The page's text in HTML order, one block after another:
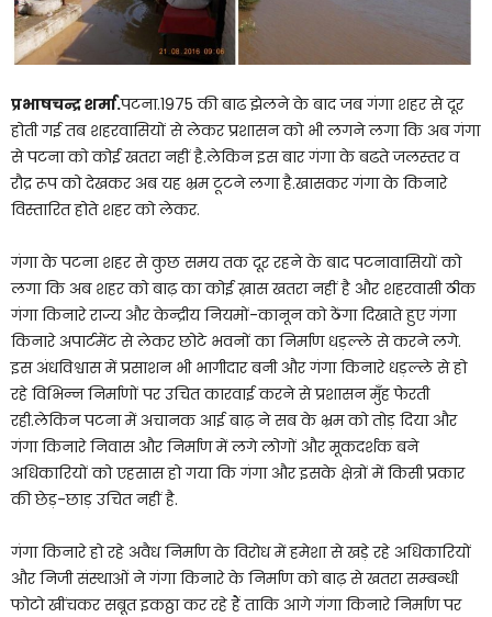
प्रभाषचन्द्र शर्मा.पटना.1975 की बाढ झेलने के बाद जब गंगा शहर से दूर
होती गई तब शहरवासियों से लेकर प्रशासन को भी लगने लगा कि अब गंगा
से पटना को कोई खतरा नहीं है.लेकिन इस बार गंगा के बढते जलस्तर व
रौद्र रूप को देखकर अब यह भ्रम टूटने लगा है.खासकर गंगा के किनारे
विस्तारित होते शहर को लेकर.
गंगा के पटना शहर से कुछ समय तक दूर रहने के बाद पटनावासियों को
लगा कि अब शहर को बाढ़ का कोई ख़ास खतरा नहीं है और शहरवासी ठीक
गंगा किनारे राज्य और केन्द्रीय नियमों-कानून को ठेंगा दिखाते हुए गंगा
किनारे अपार्टमेंट से लेकर छोटे भवनों का निर्माण धड़ल्ले से करने लगे.
इस अंधविश्वास में प्रसाशन भी भागीदार बनी और गंगा किनारे धड़ल्ले से हो
रहे विभिन्न निर्माणों पर उचित कारवाई करने से प्रशासन मुँह फेरती
रही.लेकिन पटना में अचानक आई बाढ़ ने सब के भ्रम को तोड़ दिया और
गंगा किनारे निवास और निर्माण में लगे लोगों और मूकदर्शक बने
अधिकारियों को एहसास हो गया कि गंगा और इसके क्षेत्रों में किसी प्रकार
की छेड़-छाड़ उचित नहीं है.
गंगा किनारे हो रहे अवैध निर्माण के विरोध में हमेशा से खड़े रहे अधिकारियों
और निजी संस्थाओं ने गंगा किनारे के निर्माण को बाढ़ से खतरा सम्बन्धी
फोटो खींचकर सबूत इकठ्ठा कर रहे हैं ताकि आगे गंगा किनारे निर्माण पर